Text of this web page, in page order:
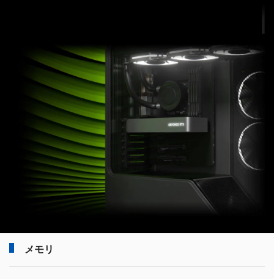
メモリ